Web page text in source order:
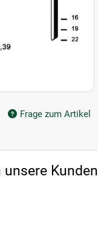
Frage zum Artikel
Kunden